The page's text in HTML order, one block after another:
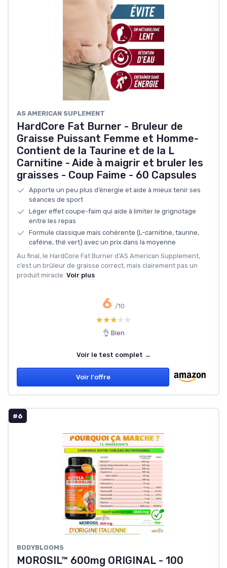
AS AMERICAN SUPLEMENT
HardCore Fat Burner - Bruleur de
Graisse Puissant Femme et Homme-
Contient de la Taurine et de la L
Carnitine - Aide à maigrir et bruler les
graisses - Coup Faime - 60 Capsules
Apporte un peu plus d’énergie et aide à mieux tenir ses
séances de sport
Léger effet coupe-faim qui aide à limiter le grignotage
entre les repas
Formule classique mais cohérente (L-carnitine, taurine,
caféine, thé vert) avec un prix dans la moyenne
Au final, le HardCore Fat Burner d’AS American Supplement,
c’est un brûleur de graisse correct, mais clairement pas un
produit miracle. Voir plus
6 /10
★★★★★
★★★★★
👌 Bien
Voir le test complet →
Voir l'offre
#6
BODYBLOOMS
MOROSIL™ 600mg ORIGINAL - 100